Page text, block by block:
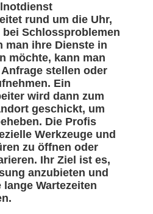
rund um die Uhr,
Schlossproblemen
man ihre Dienste in
möchte, kann man
stellen oder
Ein
wird dann zum
geschickt, um
Die Profis
Werkzeuge und
zu öffnen oder
Ihr Ziel ist es,
anzubieten und
Wartezeiten